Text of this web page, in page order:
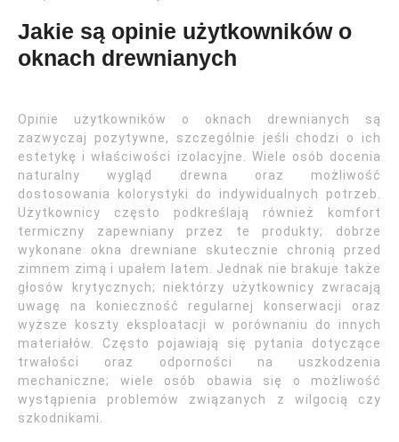
Jakie są opinie użytkowników o
oknach drewnianych
Opinie użytkowników o oknach drewnianych są
zazwyczaj pozytywne, szczególnie jeśli chodzi o ich
estetykę i właściwości izolacyjne. Wiele osób docenia
naturalny wygląd drewna oraz możliwość
dostosowania kolorystyki do indywidualnych potrzeb.
Użytkownicy często podkreślają również komfort
termiczny zapewniany przez te produkty; dobrze
wykonane okna drewniane skutecznie chronią przed
zimnem zimą i upałem latem. Jednak nie brakuje także
głosów krytycznych; niektórzy użytkownicy zwracają
uwagę na konieczność regularnej konserwacji oraz
wyższe koszty eksploatacji w porównaniu do innych
materiałów. Często pojawiają się pytania dotyczące
trwałości oraz odporności na uszkodzenia
mechaniczne; wiele osób obawia się o możliwość
wystąpienia problemów związanych z wilgocią czy
szkodnikami.